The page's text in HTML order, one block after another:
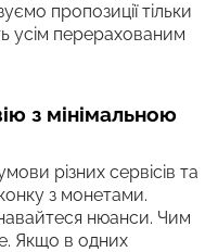
пропозиції тільки
усім перерахованим
з мінімальною
різних сервісів та
з монетами.
нюанси. Чим
Якщо в одних